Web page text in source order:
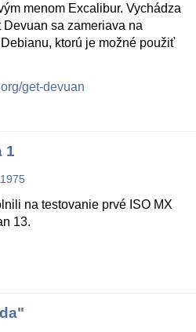
menom Excalibur. Vychádza
sa zameriava na
ktorú je možné použiť
get-devuan
1
na testovanie prvé ISO MX
13.